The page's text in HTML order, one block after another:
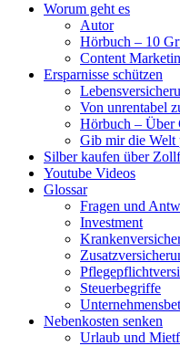
Worum geht es
Autor
Hörbuch – 10
Content
Ersparnisse schützen
Von unrentabel
Hörbuch – Über
Gib mir die Welt
Silber kaufen über
Youtube Videos
Glossar
Fragen und
Investment
Steuerbegriffe
Nebenkosten senken
Urlaub und